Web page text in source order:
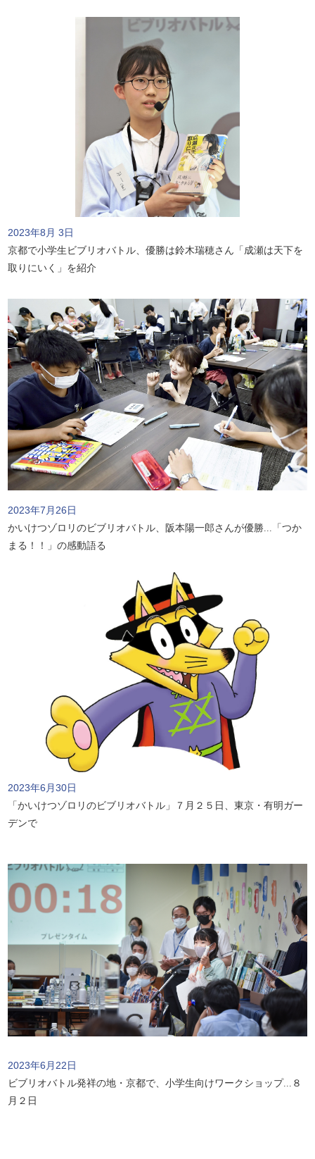
2023年8月 3日
京都で小学生ビブリオバトル、優勝は鈴木瑞穂さん「成瀬は天下を
取りにいく」を紹介
2023年7月26日
かいけつゾロリのビブリオバトル、阪本陽一郎さんが優勝...「つか
まる！！」の感動語る
2023年6月30日
「かいけつゾロリのビブリオバトル」７月２５日、東京・有明ガー
デンで
2023年6月22日
ビブリオバトル発祥の地・京都で、小学生向けワークショップ...８
月２日